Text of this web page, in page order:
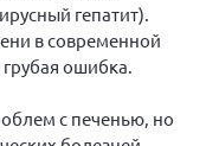
гепатит).
в современной
ошибка.
с печенью, но